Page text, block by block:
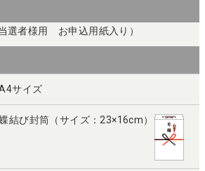
選者様用 お申込用紙入り）
サイズ
結び封筒（サイズ：23×16cm）